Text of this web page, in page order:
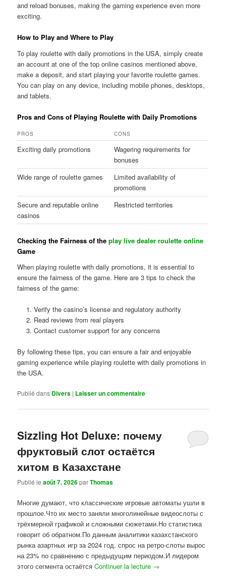
and reload bonuses, making the gaming experience even more
exciting.
How to Play and Where to Play
To play roulette with daily promotions in the USA, simply create
an account at one of the top online casinos mentioned above,
make a deposit, and start playing your favorite roulette games.
You can play on any device, including mobile phones, desktops,
and tablets.
Pros and Cons of Playing Roulette with Daily Promotions
PROS CONS
Exciting daily promotions
Wagering requirements for
bonuses
Wide range of roulette games
Limited availability of
promotions
Secure and reputable online
casinos
Restricted territories
Checking the Fairness of theplay live dealer roulette online
Game
When playing roulette with daily promotions, it is essential to
ensure the fairness of the game. Here are 3 tips to check the
fairness of the game:
Verify the casino’s license and regulatory authority
Read reviews from real players
Contact customer support for any concerns
By following these tips, you can ensure a fair and enjoyable
gaming experience while playing roulette with daily promotions in
the USA.
Publié dans Divers | Laisser un commentaire
Sizzling Hot Deluxe: почему
фруктовый слот остаётся
хитом в Казахстане
Publié leaoût 7, 2026parThomas
Многие думают, что классические игровые автоматы ушли в
прошлое.Что их место заняли многолинейные видеослоты с
трёхмерной графикой и сложными сюжетами.Но статистика
говорит об обратном.По данным аналитики казахстанского
рынка азартных игр за 2024 год, спрос на ретро-слоты вырос
на 23% по сравнению с предыдущим периодом.И лидером
этого сегмента остаётсяContinuer la lecture →